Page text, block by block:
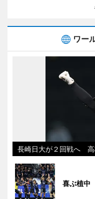
ワー
長崎日大が２回戦へ
喜ぶ植中